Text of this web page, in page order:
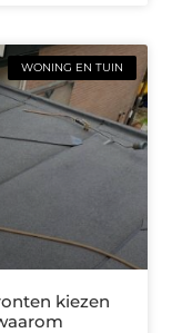
WONING EN TUIN
kiezen